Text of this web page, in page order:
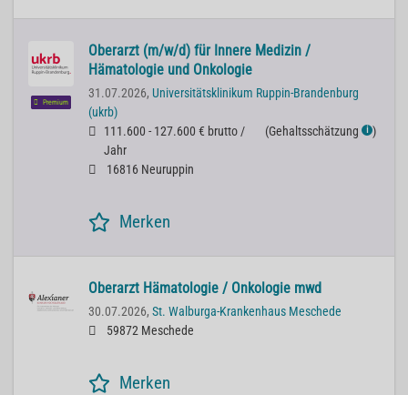
Premium
Oberarzt (m/w/d) für Innere Medizin /
Hämatologie und Onkologie
31.07.2026, Universitätsklinikum Ruppin-Brandenburg
(ukrb)
111.600 - 127.600 € brutto /
Jahr
(Gehaltsschätzung ℹ )
16816 Neuruppin
Merken
Oberarzt Hämatologie / Onkologie mwd
30.07.2026, St. Walburga-Krankenhaus Meschede
59872 Meschede
Merken